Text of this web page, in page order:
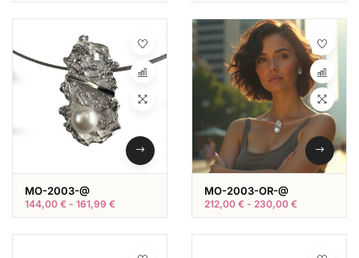
MO-2003-@
144,00 € - 161,99 €
MO-2003-OR-@
212,00 € - 230,00 €